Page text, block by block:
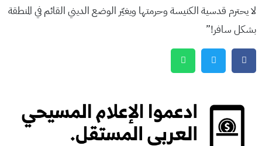
لا يحترم قدسية الكنيسة وحرمتها ويغيّر الوضع الديني القائم في المنطقة
بشكل سافر!”